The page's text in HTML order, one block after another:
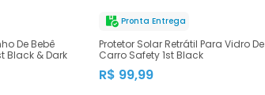
De Bebê
Black & Dark
Pronta Entrega
Protetor Solar Retrátil Para Vidro De
Carro Safety 1st Black
R$ 99,99